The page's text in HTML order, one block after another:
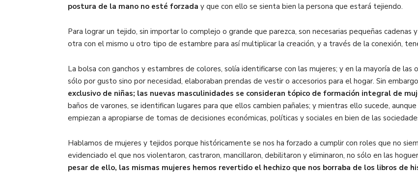
postura de la mano no esté forzada y que con ello se sienta bien la persona que estará tejiendo.
Para lograr un tejido, sin importar lo complejo o grande que parezca, son necesarias pequeñas cadenas
otra con el mismo u otro tipo de estambre para así multiplicar la creación, y a través de la conexión,
La bolsa con ganchos y estambres de colores, solía identificarse con las mujeres; y en la mayoría de las
sólo por gusto sino por necesidad, elaboraban prendas de vestir o accesorios para el hogar. Sin
exclusivo de niñas; las nuevas masculinidades se consideran tópico de formación integral de
baños de varones, se identifican lugares para que ellos cambien pañales; y mientras ello sucede,
empiezan a apropiarse de tomas de decisiones económicas, políticas y sociales en bien de las
Hablamos de mujeres y tejidos porque históricamente se nos ha forzado a cumplir con roles que no
evidenciado el que nos violentaron, castraron, mancillaron, debilitaron y eliminaron, no sólo en las
pesar de ello, las mismas mujeres hemos revertido el hechizo que nos borraba de los libros de